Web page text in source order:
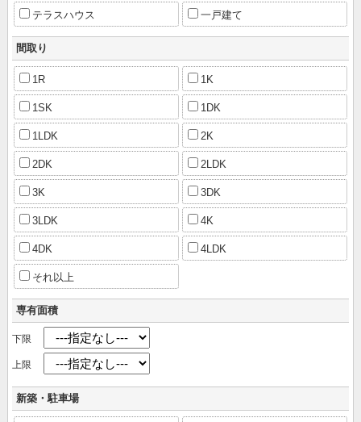
テラスハウス 一戸建て
間取り
1R 1K
1SK 1DK
1LDK 2K
2DK 2LDK
3K 3DK
3LDK 4K
4DK 4LDK
それ以上
専有面積
下限
上限
新築・駐車場